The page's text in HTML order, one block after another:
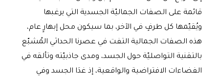
قائمة على الصفات الجماليّة الجسدية التي يرغبها
ويُقيّمها كل طرفٍ في الآخر، بما سيكون محل إبهارٍ عام،
هذه الصفات الجمالية التفت في عصرنا الحداثي المُشبّع
بالتقنية التواصليّة حول الجسد، ومدى جاذبيّته وتألقه في
الفضاءات الافتراضية والواقعية، إذ غدَا الجسد وفي